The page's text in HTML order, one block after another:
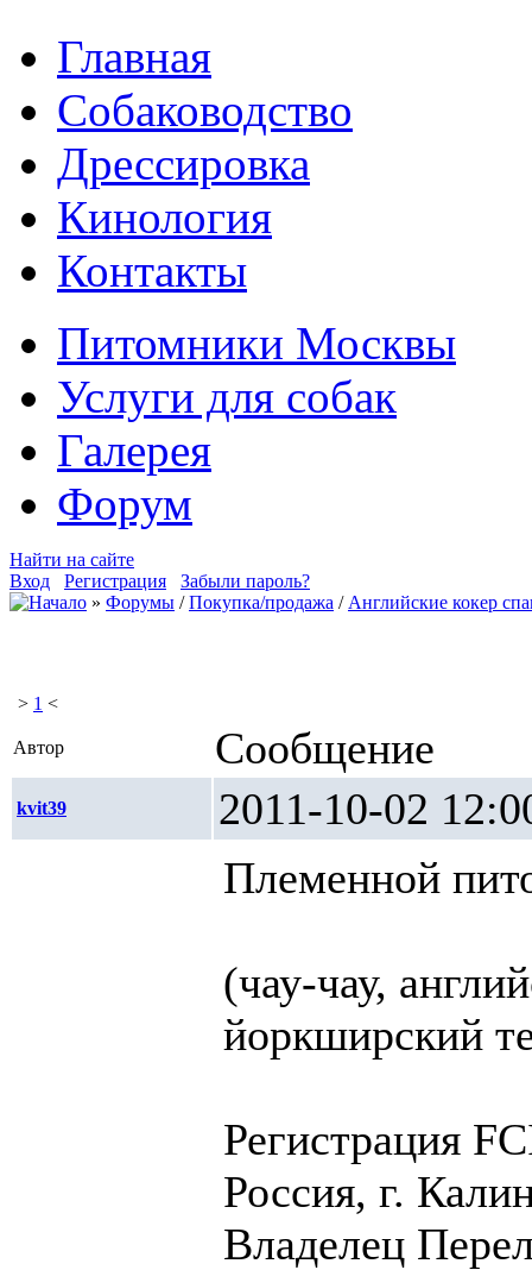
Главная
Собаководство
Дрессировка
Кинология
Контакты
Питомники Москвы
Услуги для собак
Галерея
Форум
Найти на сайте
Вход
Регистрация
Забыли пароль?
» Форумы /Покупка/продажа / Английские кокер
> 1 <
Автор Сообщение
kvit39 2011-10-02
Племенной
(чау-чау,
йоркширский
Регистрация
Россия, г.
Владелец